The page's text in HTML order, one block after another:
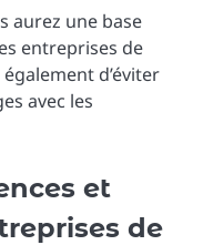
aurez une base
entreprises de
d’éviter
avec les
et
de